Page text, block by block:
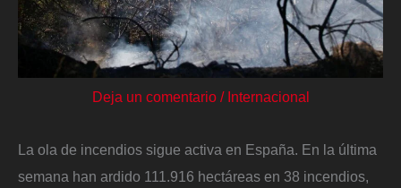
Deja un comentario / Internacional
La ola de incendios sigue activa en España. En la última
semana han ardido 111.916 hectáreas en 38 incendios,